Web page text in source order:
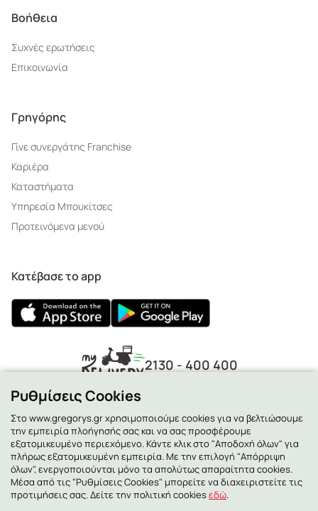
Βοήθεια
Συχνές ερωτήσεις
Επικοινωνία
Γρηγόρης
Γίνε συνεργάτης Franchise
Καριέρα
Καταστήματα
Υπηρεσία Μπουκίτσες
Προτεινόμενα μενού
Κατέβασε το app
2130 - 400 400
Ρυθμίσεις Cookies
Στο www.gregorys.gr χρησιμοποιούμε cookies για να βελτιώσουμε
την εμπειρία πλοήγησής σας και να σας προσφέρουμε
εξατομικευμένο περιεχόμενο. Κάντε κλικ στο "Αποδοχή όλων" για
πλήρως εξατομικευμένη εμπειρία. Με την επιλογή "Απόρριψη
όλων", ενεργοποιούνται μόνο τα απολύτως απαραίτητα cookies.
Μέσα από τις "Ρυθμίσεις Cookies" μπορείτε να διαχειριστείτε τις
προτιμήσεις σας. Δείτε την πολιτική cookiesεδώ.